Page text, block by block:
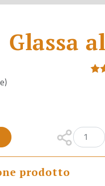
Glassa
prodotto